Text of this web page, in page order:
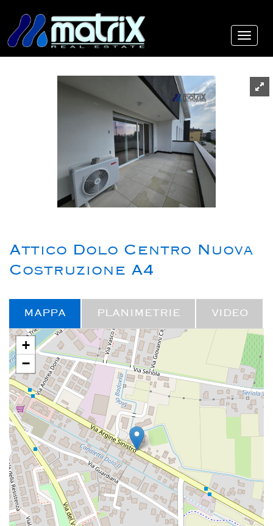
Attico Dolo Centro Nuova
Costruzione A4
MAPPA PLANIMETRIE VIDEO
+
−